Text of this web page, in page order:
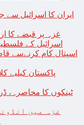
ایران کا اسرائیل
غزہ پر قبضے کا
اسرائیل کے
اسپتال کام کرنےسے
پاکستان کیلیے
ٹینکوں کا محاصرہ،
غزہ میں